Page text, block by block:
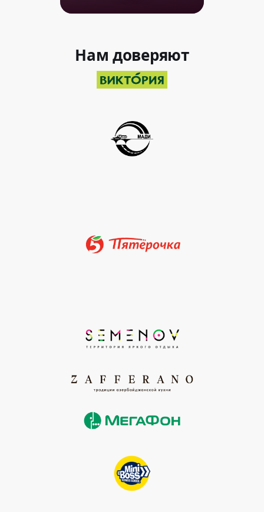
Нам доверяют